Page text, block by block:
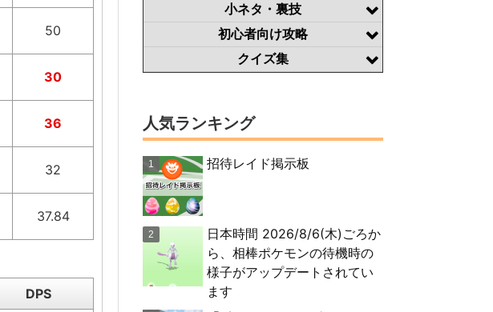
50
30
36
32
37.84
DPS
小ネタ・裏技
初心者向け攻略
クイズ集
人気ランキング
招待レイド掲示板
日本時間 2026/8/6(木)ごろか
ら、相棒ポケモンの待機時の
様子がアップデートされてい
ます